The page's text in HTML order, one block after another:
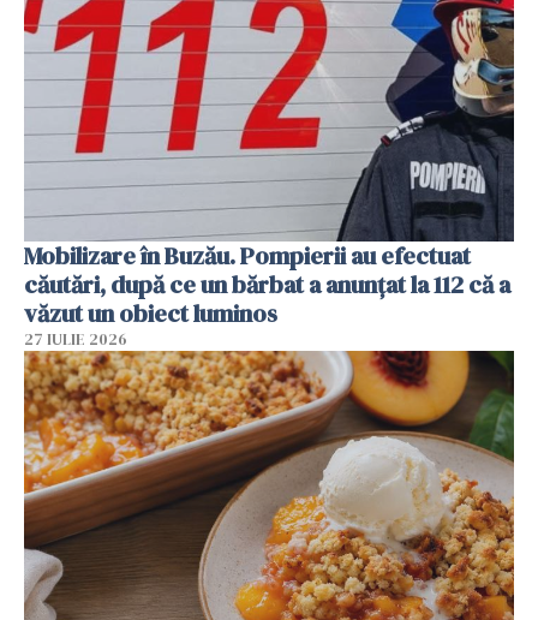
Mobilizare în Buzău. Pompierii au efectuat
căutări, după ce un bărbat a anunțat la 112 că a
văzut un obiect luminos
27 IULIE 2026